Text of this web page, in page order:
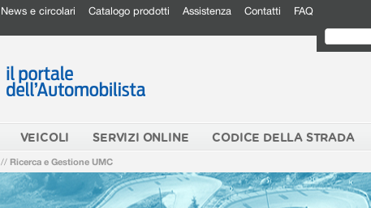
News e circolari Catalogo prodotti Assistenza Contatti FAQ
VEICOLI SERVIZI ONLINE CODICE DELLA STRADA
// Ricerca e Gestione UMC